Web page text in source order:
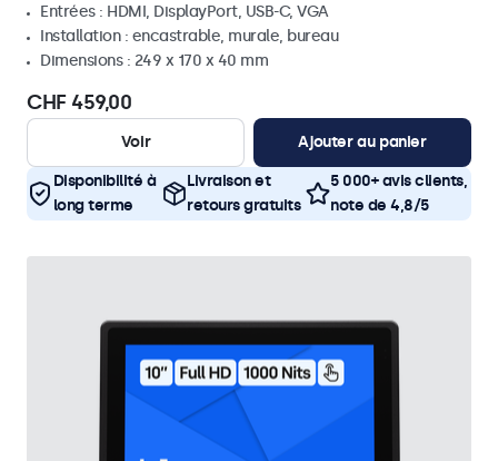
Entrées : HDMI, DisplayPort, USB-C, VGA
Installation : encastrable, murale, bureau
Dimensions : 249 x 170 x 40 mm
CHF 459,00
Voir Ajouter au panier
Disponibilité à
long terme
Livraison et
retours gratuits
5 000+ avis clients,
note de 4,8/5